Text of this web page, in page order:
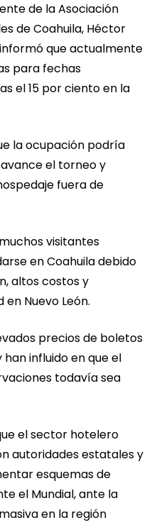
de la Asociación
de Coahuila, Héctor
que actualmente
para fechas
el 15 por ciento en la
la ocupación podría
el torneo y
fuera de
visitantes
en Coahuila debido
altos costos y
Nuevo León.
precios de boletos
influido en que el
todavía sea
el sector hotelero
autoridades estatales y
esquemas de
el Mundial, ante la
en la región